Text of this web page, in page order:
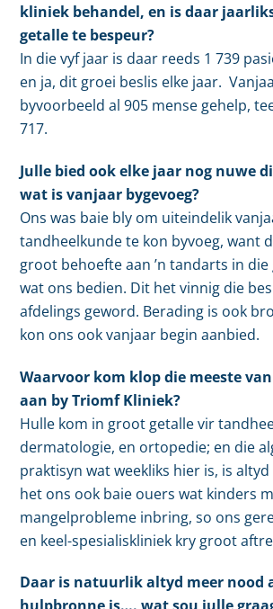
kliniek behandel, en is daar
getalle te bespeur?
In die vyf jaar is daar reeds 1 739
en ja, dit groei beslis elke jaar.
byvoorbeeld al 905 mense gehelp,
717.
Julle bied ook elke jaar nog nuwe
wat is vanjaar bygevoeg?
Ons was baie bly om uiteindelik
tandheelkunde te kon byvoeg, want
groot behoefte aan ’n tandarts in die
wat ons bedien. Dit het vinnig die
afdelings geword. Berading is ook
kon ons ook vanjaar begin aanbied.
Waarvoor kom klop die meeste
aan by Triomf Kliniek?
Hulle kom in groot getalle vir
dermatologie, en ortopedie; en die
praktisyn wat weekliks hier is, is
het ons ook baie ouers wat kinders
mangelprobleme inbring, so ons
en keel-spesialiskliniek kry groot
Daar is natuurlik altyd meer nood